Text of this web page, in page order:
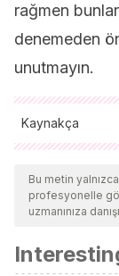
rağmen
denemeden
unutmayın.
Kaynakça
Tüm alıntı
güncelliklerini
tarafından
kabul edildi.
Bu metin
profesyonelle
uzmanınıza